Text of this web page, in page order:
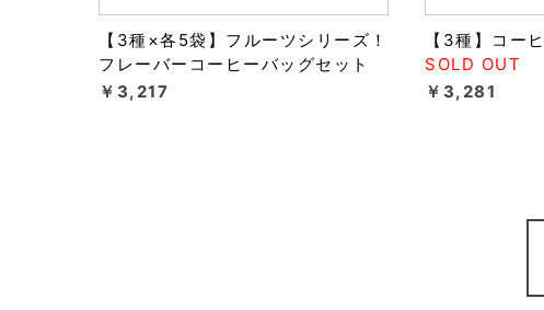
【3種×各5袋】フルーツシリーズ！
フレーバーコーヒーバッグセット
￥3,217
【3種】コー
SOLD OUT
￥3,281